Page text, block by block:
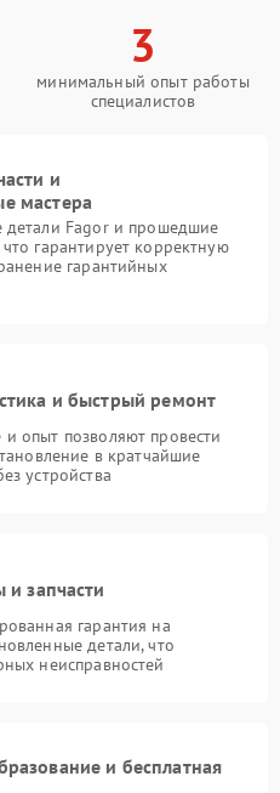
3
минимальный опыт работы
специалистов
и
мастера
детали Fagor и прошедшие
гарантирует корректную
гарантийных
и быстрый ремонт
опыт позволяют провести
в кратчайшие
устройства
и запчасти
гарантия на
детали, что
неисправностей
и бесплатная